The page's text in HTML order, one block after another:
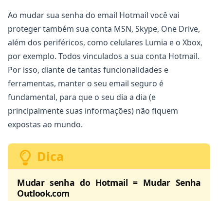
Ao mudar sua senha do email Hotmail você vai
proteger também sua conta MSN, Skype, One Drive,
além dos periféricos, como celulares Lumia e o Xbox,
por exemplo. Todos vinculados a sua conta Hotmail.
Por isso, diante de tantas funcionalidades e
ferramentas, manter o seu email seguro é
fundamental, para que o seu dia a dia (e
principalmente suas informações) não fiquem
expostas ao mundo.
Dica
Mudar senha do Hotmail = Mudar Senha
Outlook.com